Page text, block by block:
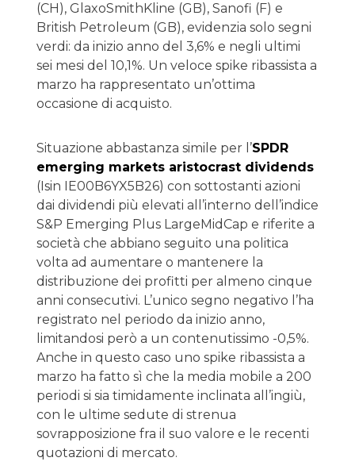
(CH), GlaxoSmithKline (GB), Sanofi (F) e
British Petroleum (GB), evidenzia solo segni
verdi: da inizio anno del 3,6% e negli ultimi
sei mesi del 10,1%. Un veloce spike ribassista a
marzo ha rappresentato un’ottima
occasione di acquisto.
Situazione abbastanza simile per l’SPDR
emerging markets aristocrast dividends
(Isin IE00B6YX5B26) con sottostanti azioni
dai dividendi più elevati all’interno dell’indice
S&P Emerging Plus LargeMidCap e riferite a
società che abbiano seguito una politica
volta ad aumentare o mantenere la
distribuzione dei profitti per almeno cinque
anni consecutivi. L’unico segno negativo l’ha
registrato nel periodo da inizio anno,
limitandosi però a un contenutissimo -0,5%.
Anche in questo caso uno spike ribassista a
marzo ha fatto sì che la media mobile a 200
periodi si sia timidamente inclinata all’ingiù,
con le ultime sedute di strenua
sovrapposizione fra il suo valore e le recenti
quotazioni di mercato.